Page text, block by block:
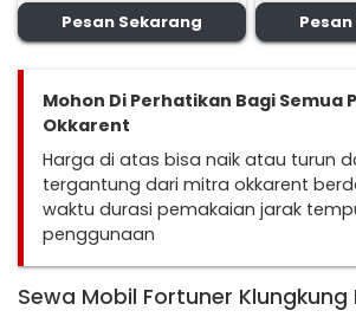
Pesan Sekarang
Mohon Di Perhatikan Bagi Semua
Okkarent
Harga di atas bisa naik atau turun
tergantung dari mitra okkarent
waktu durasi pemakaian jarak
penggunaan
Sewa Mobil Fortuner Klungkung